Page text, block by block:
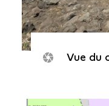
Vue du